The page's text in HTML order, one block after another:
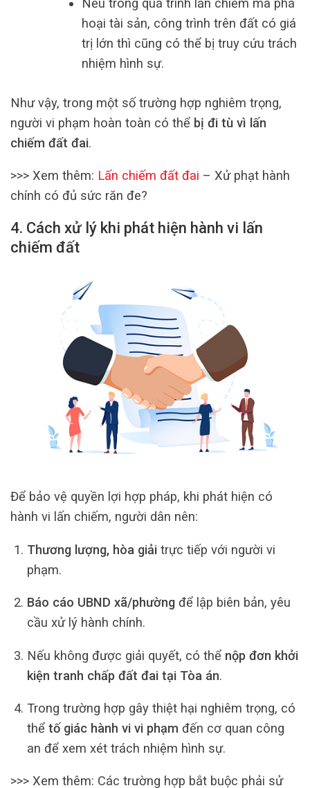
Nếu trong quá trình lấn chiếm mà phá
hoại tài sản, công trình trên đất có giá
trị lớn thì cũng có thể bị truy cứu trách
nhiệm hình sự.
Như vậy, trong một số trường hợp nghiêm trọng,
người vi phạm hoàn toàn có thể bị đi tù vì lấn
chiếm đất đai.
>>> Xem thêm: Lấn chiếm đất đai – Xử phạt hành
chính có đủ sức răn đe?
4. Cách xử lý khi phát hiện hành vi lấn
chiếm đất
Để bảo vệ quyền lợi hợp pháp, khi phát hiện có
hành vi lấn chiếm, người dân nên:
Thương lượng, hòa giảitrực tiếp với người vi
phạm.
Báo cáo UBND xã/phườngđể lập biên bản, yêu
cầu xử lý hành chính.
Nếu không được giải quyết, có thể nộp đơn khởi
kiện tranh chấp đất đai tại Tòa án.
Trong trường hợp gây thiệt hại nghiêm trọng, có
thể tố giác hành vi vi phạm đến cơ quan công
an để xem xét trách nhiệm hình sự.
>>> Xem thêm: Các trường hợp bắt buộc phải sử